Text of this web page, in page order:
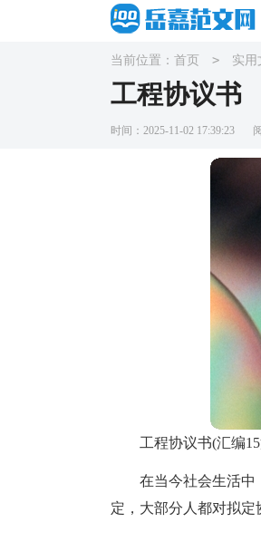
当前位置： 首页 > 实用
工程协议书
时间：2025-11-02 17:39:23
工程协议书(汇编
在当今社会生活中
定，大部分人都对拟定